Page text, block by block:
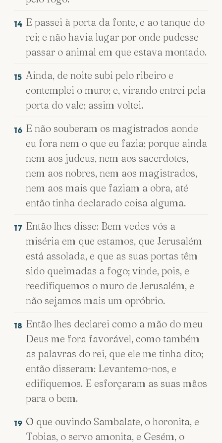
14 E passei à porta da fonte, e ao tanque do
rei; e não havia lugar por onde pudesse
passar o animal em que estava montado.
15 Ainda, de noite subi pelo ribeiro e
contemplei o muro; e, virando entrei pela
porta do vale; assim voltei.
16 E não souberam os magistrados aonde
eu fora nem o que eu fazia; porque ainda
nem aos judeus, nem aos sacerdotes,
nem aos nobres, nem aos magistrados,
nem aos mais que faziam a obra, até
então tinha declarado coisa alguma.
17 Então lhes disse: Bem vedes vós a
miséria em que estamos, que Jerusalém
está assolada, e que as suas portas têm
sido queimadas a fogo; vinde, pois, e
reedifiquemos o muro de Jerusalém, e
não sejamos mais um opróbrio.
18 Então lhes declarei como a mão do meu
Deus me fora favorável, como também
as palavras do rei, que ele me tinha dito;
então disseram: Levantemo-nos, e
edifiquemos. E esforçaram as suas mãos
para o bem.
19 O que ouvindo Sambalate, o horonita, e
Tobias, o servo amonita, e Gesém, o